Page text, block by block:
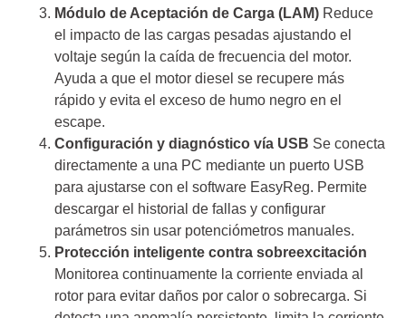
Módulo de Aceptación de Carga (LAM) Reduce
el impacto de las cargas pesadas ajustando el
voltaje según la caída de frecuencia del motor.
Ayuda a que el motor diesel se recupere más
rápido y evita el exceso de humo negro en el
escape.
Configuración y diagnóstico vía USB Se conecta
directamente a una PC mediante un puerto USB
para ajustarse con el software EasyReg. Permite
descargar el historial de fallas y configurar
parámetros sin usar potenciómetros manuales.
Protección inteligente contra sobreexcitación
Monitorea continuamente la corriente enviada al
rotor para evitar daños por calor o sobrecarga. Si